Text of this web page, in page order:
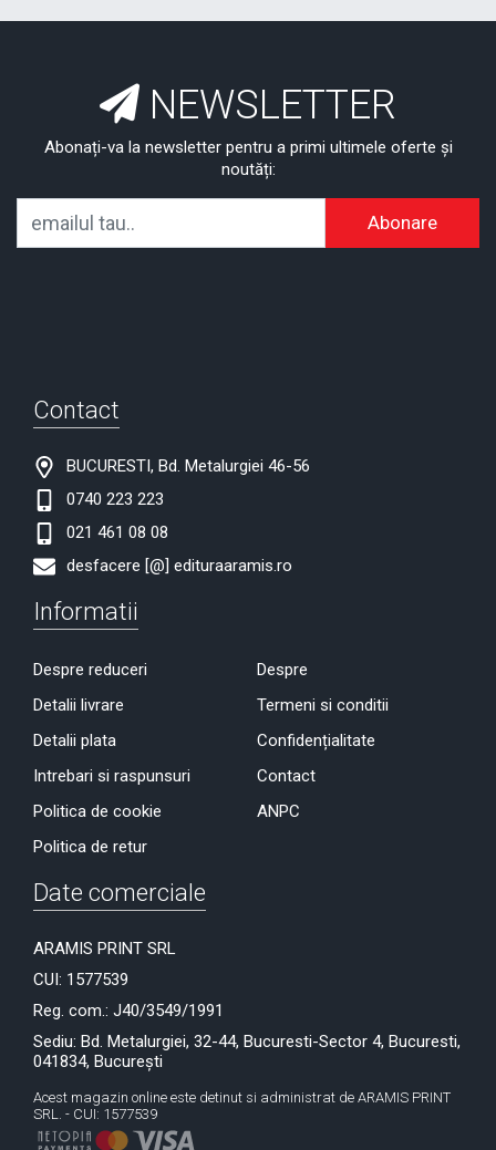
NEWSLETTER
Abonați-va la newsletter pentru a primi ultimele oferte și
noutăți:
Abonare
Contact
BUCURESTI, Bd. Metalurgiei 46-56
0740 223 223
021 461 08 08
desfacere [@] edituraaramis.ro
Informatii
Despre reduceri
Detalii livrare
Detalii plata
Intrebari si raspunsuri
Politica de cookie
Politica de retur
Despre
Termeni si conditii
Confidențialitate
Contact
ANPC
Date comerciale
ARAMIS PRINT SRL
CUI: 1577539
Reg. com.: J40/3549/1991
Sediu: Bd. Metalurgiei, 32-44, Bucuresti-Sector 4, Bucuresti,
041834, București
Acest magazin online este detinut si administrat de ARAMIS PRINT
SRL. - CUI: 1577539